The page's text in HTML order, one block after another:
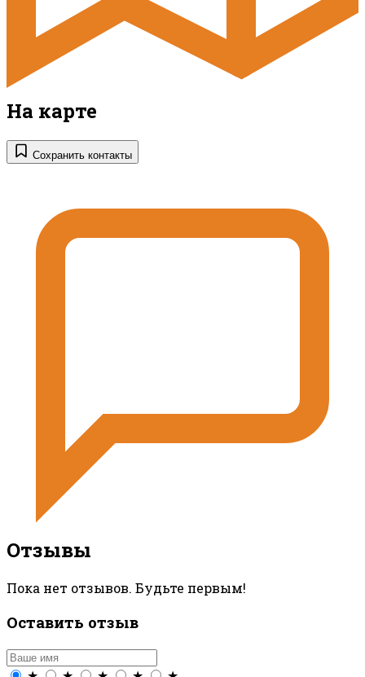
На карте
Сохранить контакты
Отзывы
Пока нет отзывов. Будьте первым!
Оставить отзыв